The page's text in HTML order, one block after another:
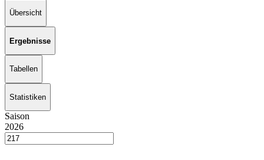
Menu
Übersicht
Ergebnisse
Tabellen
Statistiken
Saison
2026